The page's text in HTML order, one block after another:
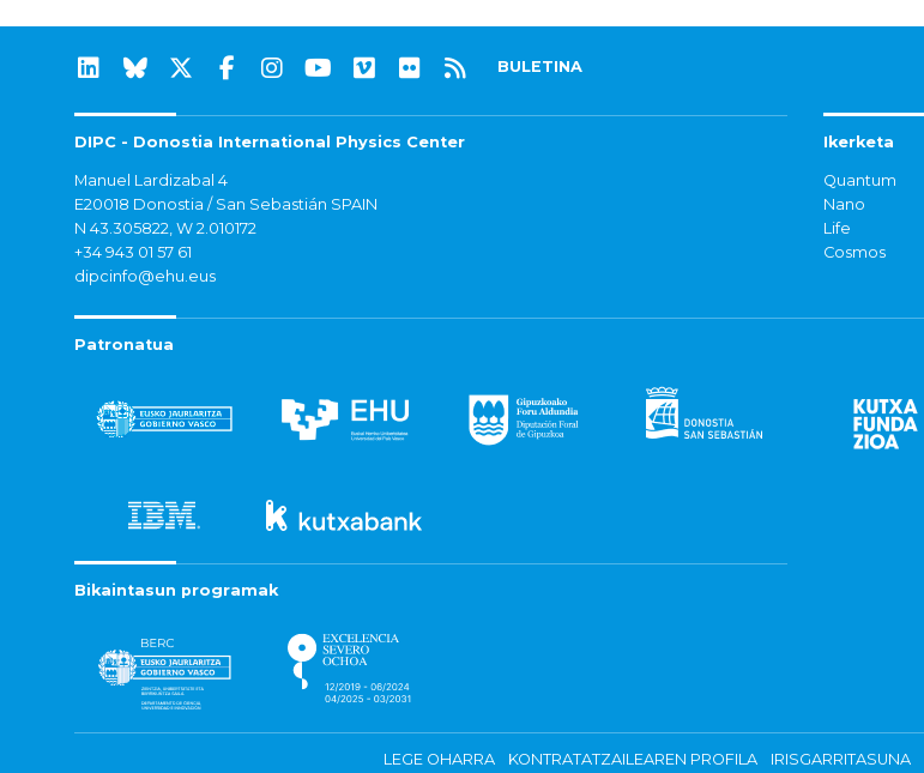
BULETINA
DIPC - Donostia International Physics Center
Manuel Lardizabal 4
E20018 Donostia / San Sebastián SPAIN
N 43.305822, W 2.010172
+34 943 01 57 61
dipcinfo@ehu.eus
Ikerketa
Quantum
Nano
Life
Cosmos
Patronatua
Bikaintasun programak
LEGE OHARRA KONTRATATZAILEAREN PROFILA IRISGARRITASUNA